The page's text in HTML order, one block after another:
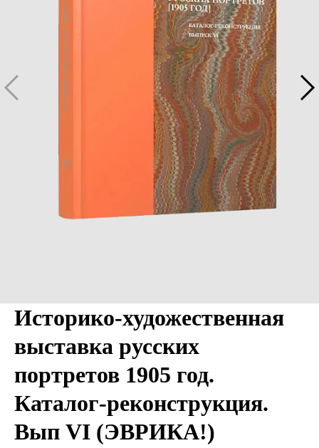
Историко-художественная
выставка русских
портретов 1905 год.
Каталог-реконструкция.
Вып VI (ЭВРИКА!)